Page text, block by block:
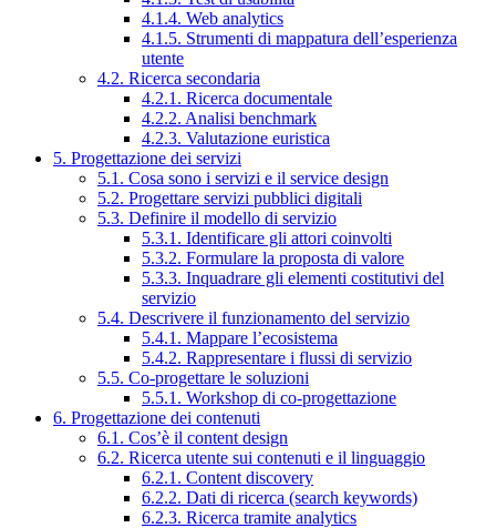
4.1.4. Web analytics
4.1.5. Strumenti di mappatura dell’esperienza
utente
4.2. Ricerca secondaria
4.2.1. Ricerca documentale
4.2.2. Analisi benchmark
4.2.3. Valutazione euristica
5. Progettazione dei servizi
5.1. Cosa sono i servizi e il service design
5.2. Progettare servizi pubblici digitali
5.3. Definire il modello di servizio
5.3.1. Identificare gli attori coinvolti
5.3.2. Formulare la proposta di valore
5.3.3. Inquadrare gli elementi costitutivi del
servizio
5.4. Descrivere il funzionamento del servizio
5.4.1. Mappare l’ecosistema
5.4.2. Rappresentare i flussi di servizio
5.5. Co-progettare le soluzioni
5.5.1. Workshop di co-progettazione
6. Progettazione dei contenuti
6.1. Cos’è il content design
6.2. Ricerca utente sui contenuti e il linguaggio
6.2.1. Content discovery
6.2.2. Dati di ricerca (search keywords)
6.2.3. Ricerca tramite analytics